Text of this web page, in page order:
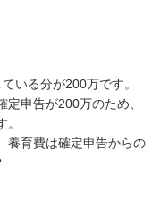
いる分が200万です。
申告が200万のため、
養育費は確定申告からの